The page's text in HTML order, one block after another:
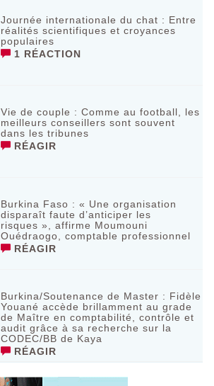
Journée internationale du chat : Entre
réalités scientifiques et croyances
populaires
1 RÉACTION
Vie de couple : Comme au football, les
meilleurs conseillers sont souvent
dans les tribunes
RÉAGIR
Burkina Faso : « Une organisation
disparaît faute d’anticiper les
risques », affirme Moumouni
Ouédraogo, comptable professionnel
RÉAGIR
Burkina/Soutenance de Master : Fidèle
Youané accède brillamment au grade
de Maître en comptabilité, contrôle et
audit grâce à sa recherche sur la
CODEC/BB de Kaya
RÉAGIR